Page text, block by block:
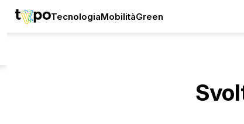
TecnologiaMobilitàGreen